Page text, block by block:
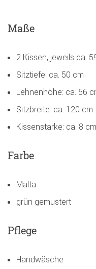
Maße
2 Kissen, jeweils ca.
Sitztiefe: ca. 50 cm
Lehnenhöhe: ca. 56
Sitzbreite: ca. 120 cm
Kissenstärke: ca. 8 cm
Farbe
Malta
grün gemustert
Pflege
Handwäsche